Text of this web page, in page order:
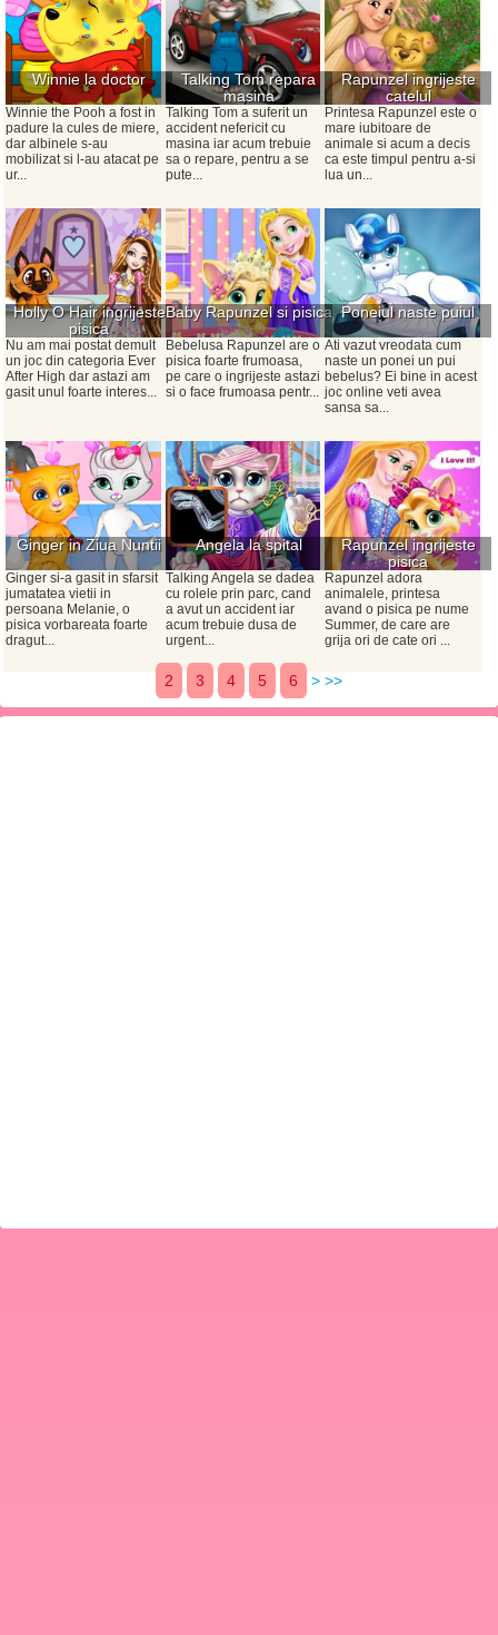
Winnie la doctor
Winnie the Pooh a fost in
padure la cules de miere,
dar albinele s-au
mobilizat si l-au atacat pe
ur...
Talking Tom repara
masina
Talking Tom a suferit un
accident nefericit cu
masina iar acum trebuie
sa o repare, pentru a se
pute...
Rapunzel ingrijeste
catelul
Printesa Rapunzel este o
mare iubitoare de
animale si acum a decis
ca este timpul pentru a-si
lua un...
Holly O Hair ingrijeste
pisica
Nu am mai postat demult
un joc din categoria Ever
After High dar astazi am
gasit unul foarte interes...
Baby Rapunzel si pisica
Bebelusa Rapunzel are o
pisica foarte frumoasa,
pe care o ingrijeste astazi
si o face frumoasa pentr...
Poneiul naste puiul
Ati vazut vreodata cum
naste un ponei un pui
bebelus? Ei bine in acest
joc online veti avea
sansa sa...
Ginger in Ziua Nuntii
Ginger si-a gasit in sfarsit
jumatatea vietii in
persoana Melanie, o
pisica vorbareata foarte
dragut...
Angela la spital
Talking Angela se dadea
cu rolele prin parc, cand
a avut un accident iar
acum trebuie dusa de
urgent...
Rapunzel ingrijeste
pisica
Rapunzel adora
animalele, printesa
avand o pisica pe nume
Summer, de care are
grija ori de cate ori ...
2 3 4 5 6 > >>